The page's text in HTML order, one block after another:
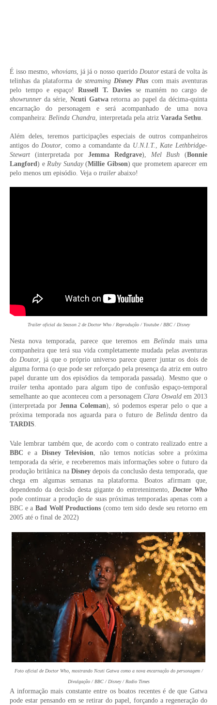
É isso mesmo,whovians, já já o nosso queridoDoutor estará de volta às
telinhas da plataforma de streaming Disney Plus com mais aventuras
pelo tempo e espaço!Russell T. Davies se mantém no cargo de
showrunnerda série, Ncuti Gatwaretorna ao papel da décima-quinta
encarnação do personagem e será acompanhado de uma nova
companheira: Belinda Chandra, interpretada pela atriz Varada Sethu.
Além deles, teremos participações especiais de outros companheiros
antigos doDoutor, como a comandante da U.N.I.T. ,Kate Lethbridge-
Stewart (interpretada porJemma Redgrave), Mel Bush (Bonnie
Langford) eRuby Sunday(Millie Gibson) que prometem aparecer em
pelo menos um episódio. Veja o trailerabaixo!
Trailer oficial da Season 2 de Doctor Who / Reprodução / Youtube / BBC / Disney
Nesta nova temporada, parece que teremos emBelinda mais uma
companheira que terá sua vida completamente mudada pelas aventuras
do Doutor, já que o próprio universo parece querer juntar os dois de
alguma forma (o que pode ser reforçado pela presença da atriz em outro
papel durante um dos episódios da temporada passada). Mesmo que o
trailertenha apontado para algum tipo de confusão espaço-temporal
semelhante ao que aconteceu com a personagemClara Oswaldem 2013
(interpretada por Jenna Coleman), só podemos esperar pelo o que a
próxima temporada nos aguarda para o futuro de Belindadentro da
TARDIS.
Vale lembrar também que, de acordo com o contrato realizado entre a
BBC e a Disney Television, não temos notícias sobre a próxima
temporada da série, e receberemos mais informações sobre o futuro da
produção britânica na Disney depois da conclusão desta temporada, que
chega em algumas semanas na plataforma. Boatos afirmam que,
dependendo da decisão desta gigante do entretenimento, Doctor Who
pode continuar a produção de suas próximas temporadas apenas com a
BBC e a Bad Wolf Productions (como tem sido desde seu retorno em
2005 até o final de 2022)
Foto oficial de Doctor Who, mostrando Ncuti Gatwa como a nova encarnação do personagem /
Divulgação / BBC / Disney / Radio Times
A informação mais constante entre os boatos recentes é de que Gatwa
pode estar pensando em se retirar do papel, forçando a regeneração do